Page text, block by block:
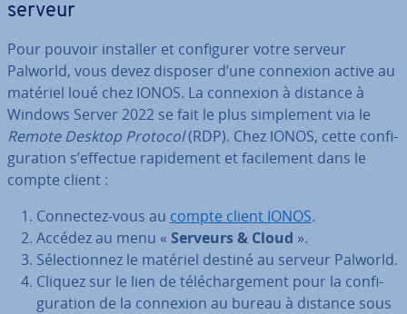
serveur
Pour pouvoir installer et con­fi­gu­rer votre serveur
Palworld, vous devez disposer d’une connexion active au
matériel loué chez IONOS. La connexion à distance à
Windows Server 2022 se fait le plus sim­ple­ment via le
Remote Desktop Protocol(RDP). Chez IONOS, cette con­fi­
gu­ra­tion s’effectue ra­pi­de­ment et fa­ci­le­ment dans le
compte client :
Connectez-vous au compte client IONOS.
Accédez au menu « Serveurs & Cloud ».
Sé­lec­tion­nez le matériel destiné au serveur Palworld.
Cliquez sur le lien de té­lé­char­ge­ment pour la con­fi­
gu­ra­tion de la connexion au bureau à distance sous